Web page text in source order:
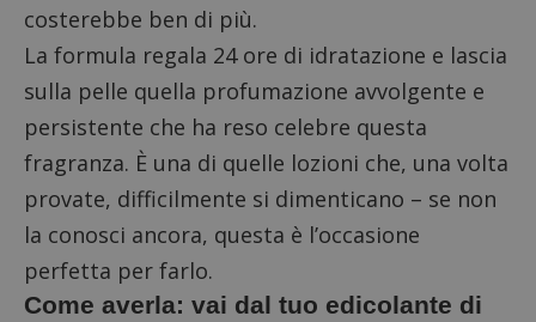
costerebbe ben di più.
La formula regala 24 ore di idratazione e lascia
sulla pelle quella profumazione avvolgente e
persistente che ha reso celebre questa
fragranza. È una di quelle lozioni che, una volta
provate, difficilmente si dimenticano – se non
la conosci ancora, questa è l’occasione
perfetta per farlo.
Come averla: vai dal tuo edicolante di